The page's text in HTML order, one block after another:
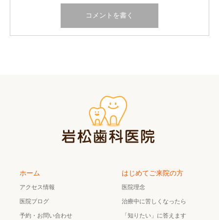
ホーム
アクセス情報
医院ブログ
予約・お問い合わせ
はじめてご来院の方
医院理念
治療中に苦しくなったら
「知りたい」に答えます